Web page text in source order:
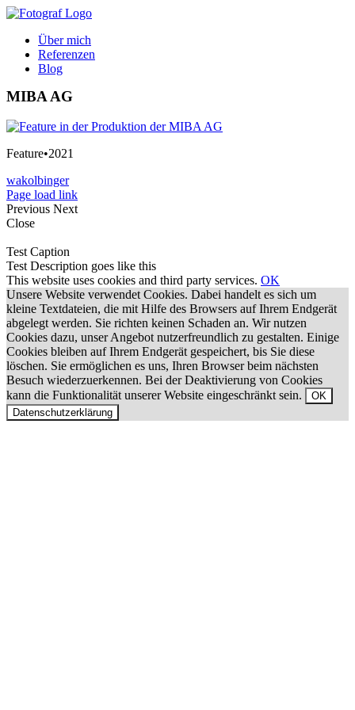
Zum
springenÜber mich
Referenzen
Blog
MIBA AG
Feature•2021
wakolbinger
Page load link
Previous Next
Close
Test Caption
Test Description goes like this
This website uses cookies and third party services. OK
Unsere Website verwendet Cookies. Dabei handelt es sich um
kleine Textdateien, die mit Hilfe des Browsers auf Ihrem Endgerät
abgelegt werden. Sie richten keinen Schaden an. Wir nutzen
Cookies dazu, unser Angebot nutzerfreundlich zu gestalten. Einige
Cookies bleiben auf Ihrem Endgerät gespeichert, bis Sie diese
löschen. Sie ermöglichen es uns, Ihren Browser beim nächsten
Besuch wiederzuerkennen. Bei der Deaktivierung von Cookies
kann die Funktionalität unserer Website eingeschränkt sein.
OK
Datenschutzerklärung